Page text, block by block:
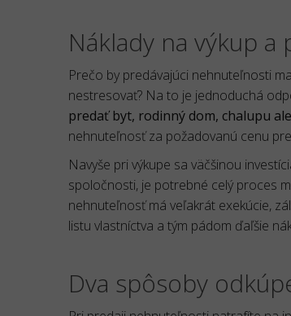
Náklady na výkup a
Prečo by predávajúci nehnuteľnosti
nestresovať? Na to je jednoduchá
predať byt, rodinný dom, chalupu
nehnuteľnosť za požadovanú cenu
Navyše pri výkupe sa väčšinou
spoločnosti, je potrebné celý proces
nehnuteľnosť má veľakrát exekúcie,
listu vlastníctva a tým pádom ďaľšie
Dva spôsoby